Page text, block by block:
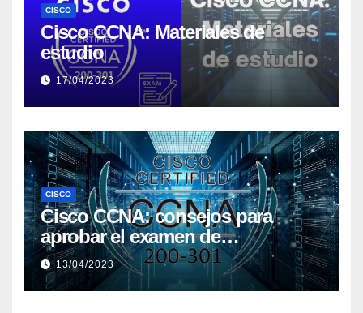
CISCO
Cisco CCNA: Materiales de
estudio
17/04/2023
CISCO
Cisco CCNA: consejos para
aprobar el examen de
certificación
13/04/2023